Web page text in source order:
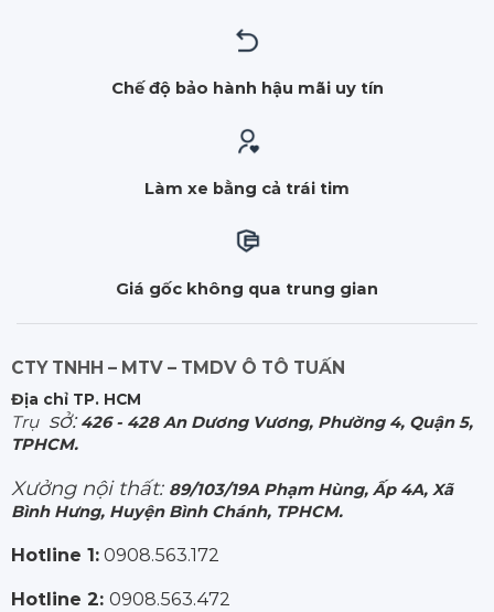
Chế độ bảo hành hậu mãi uy tín
Làm xe bằng cả trái tim
Giá gốc không qua trung gian
CTY TNHH – MTV – TMDV Ô TÔ TUẤN
Địa chỉ TP. HCM
Trụ sở: 426 - 428 An Dương Vương, Phường 4, Quận 5,
TPHCM.
Xưởng nội thất: 89/103/19A Phạm Hùng, Ấp 4A, Xã
Bình Hưng, Huyện Bình Chánh, TPHCM.
Hotline 1:0908.563.172
Hotline 2: 0908.563.472